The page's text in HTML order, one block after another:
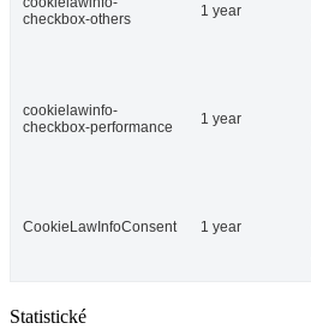
checkbox-others
1 year
cookielawinfo-
checkbox-performance
1 year
CookieLawInfoConsent 1 year
Statistické